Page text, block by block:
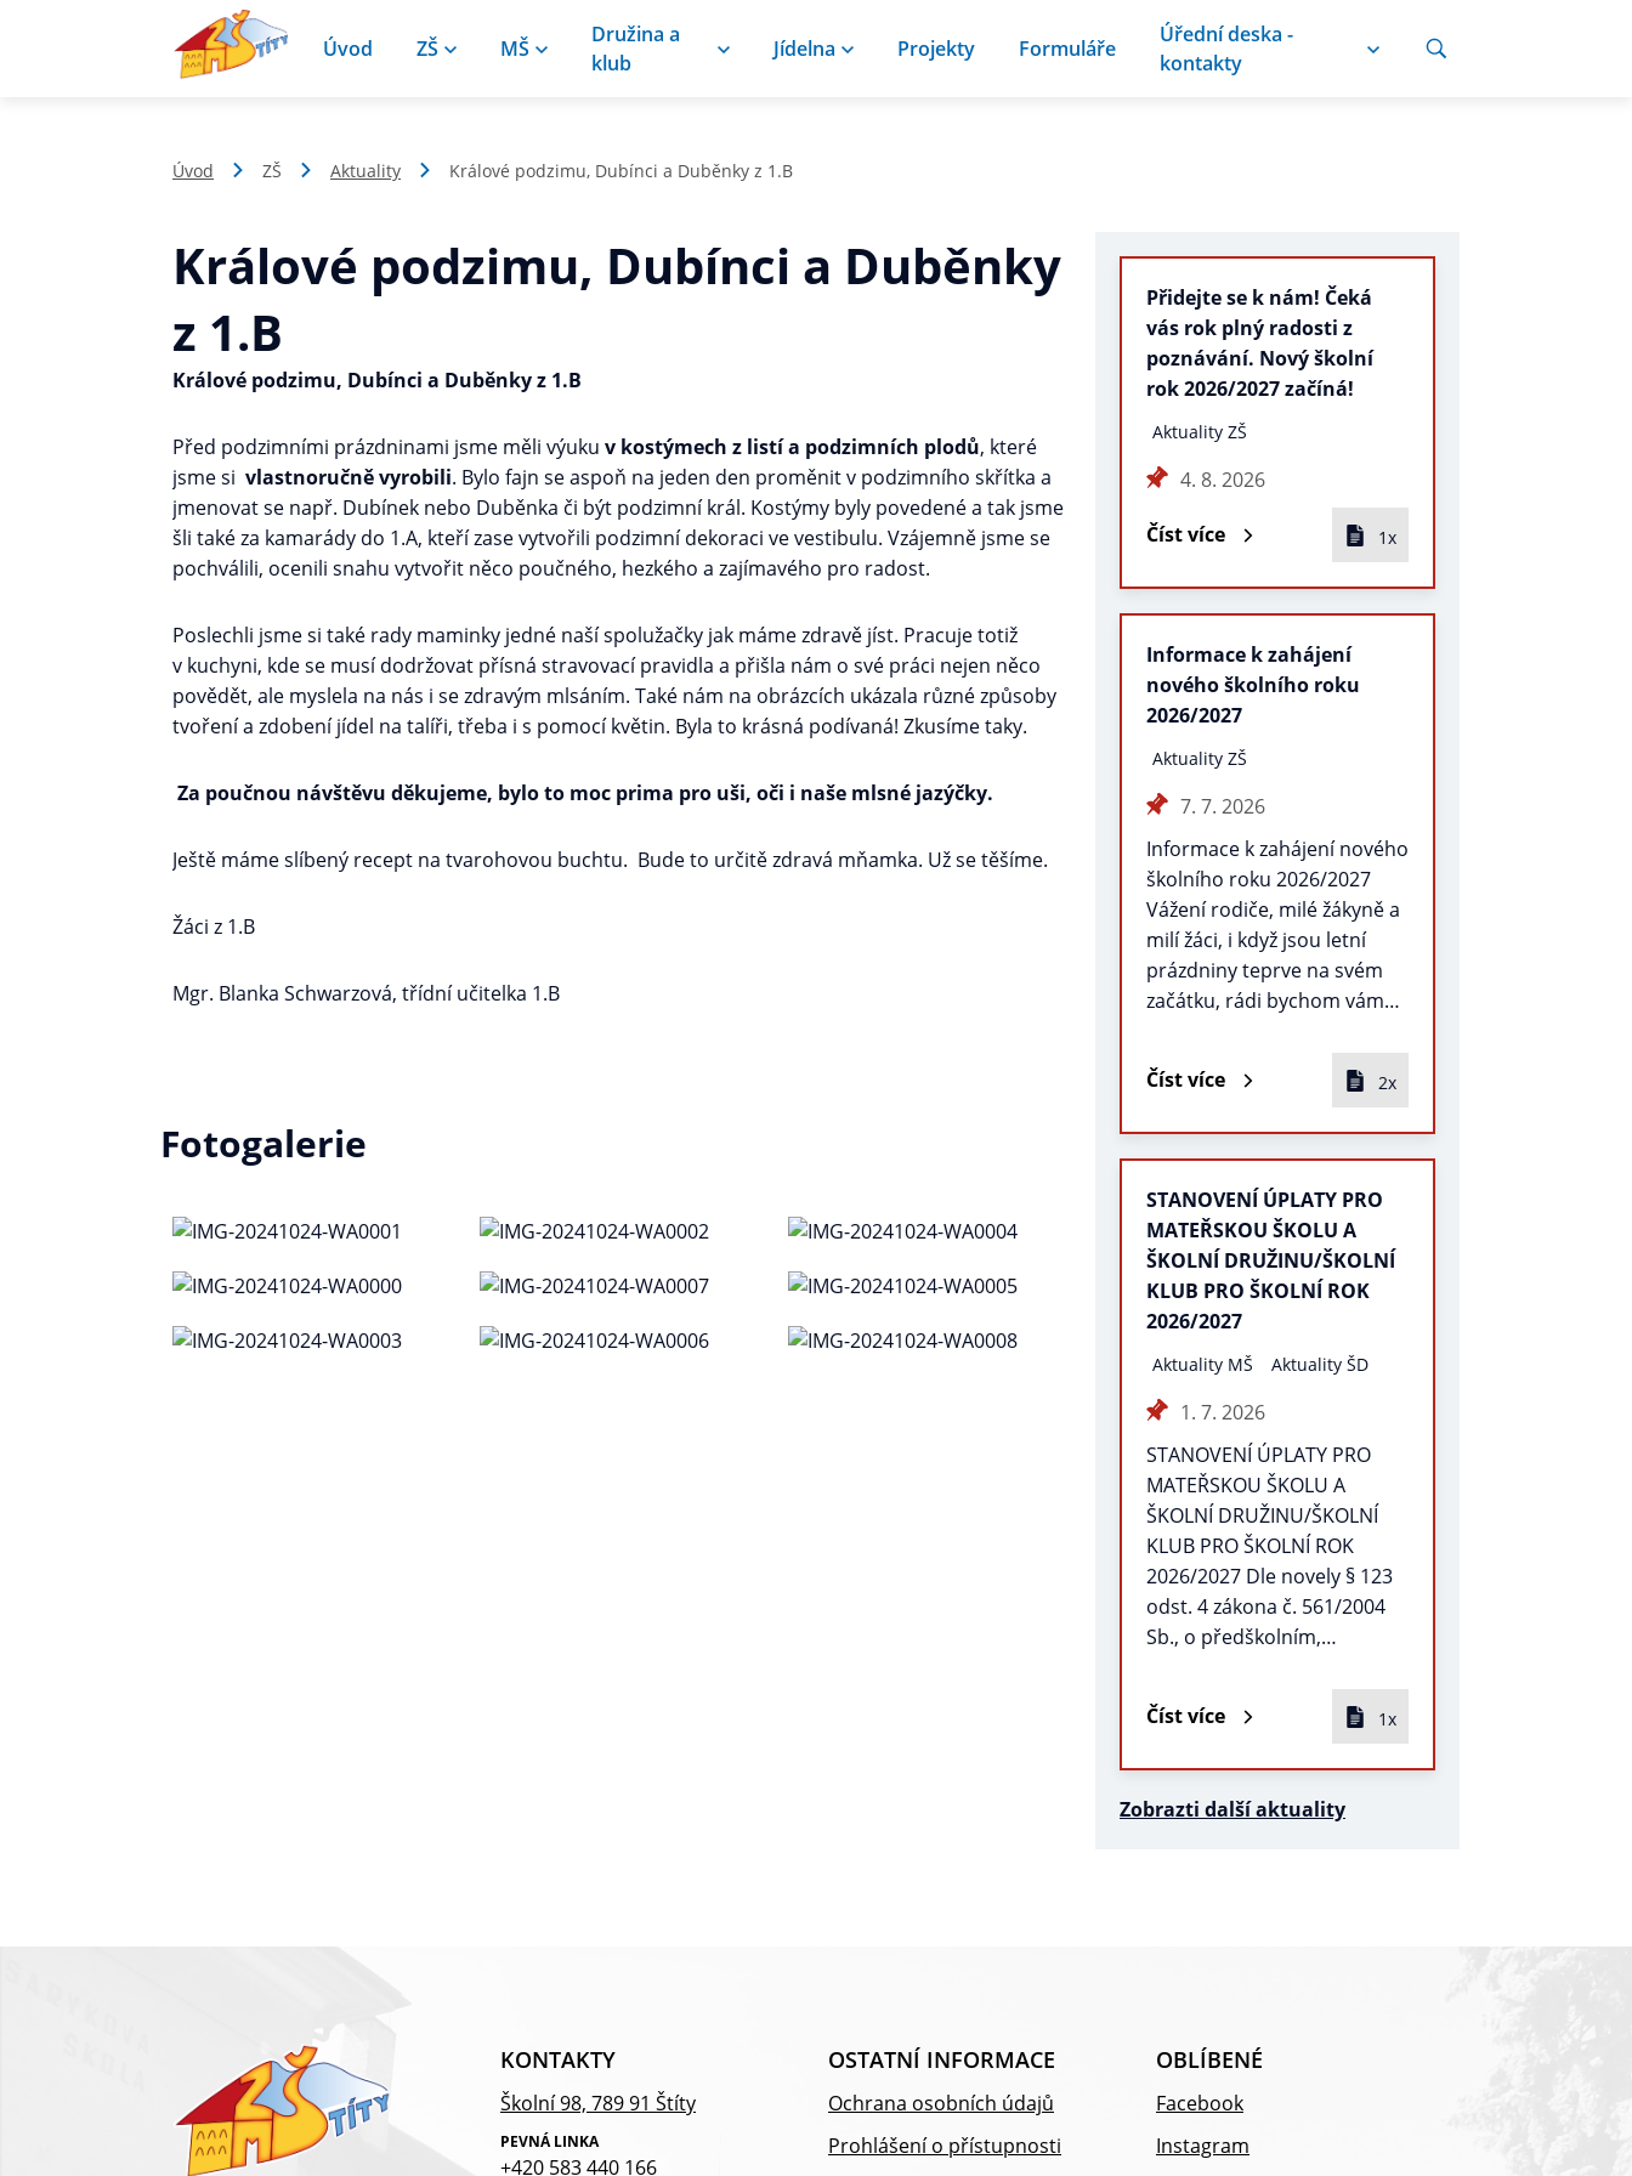
Úvod ZŠ MŠ
Družina a
klub
Jídelna Projekty Formuláře
Úřední deska -
kontakty
Úvod ZŠ Aktuality Králové podzimu, Dubínci a Duběnky z 1.B
Králové podzimu, Dubínci a Duběnky
z 1.B
Králové podzimu, Dubínci a Duběnky z 1.B
Před podzimními prázdninami jsme měli výuku v kostýmech z listí a podzimních plodů, které
jsme si vlastnoručně vyrobili. Bylo fajn se aspoň na jeden den proměnit v podzimního skřítka a
jmenovat se např. Dubínek nebo Duběnka či být podzimní král. Kostýmy byly povedené a tak jsme
šli také za kamarády do 1.A, kteří zase vytvořili podzimní dekoraci ve vestibulu. Vzájemně jsme se
pochválili, ocenili snahu vytvořit něco poučného, hezkého a zajímavého pro radost.
Poslechli jsme si také rady maminky jedné naší spolužačky jak máme zdravě jíst. Pracuje totiž
v kuchyni, kde se musí dodržovat přísná stravovací pravidla a přišla nám o své práci nejen něco
povědět, ale myslela na nás i se zdravým mlsáním. Také nám na obrázcích ukázala různé způsoby
tvoření a zdobení jídel na talíři, třeba i s pomocí květin. Byla to krásná podívaná! Zkusíme taky.
Za poučnou návštěvu děkujeme, bylo to moc prima pro uši, oči i naše mlsné jazýčky.
Ještě máme slíbený recept na tvarohovou buchtu. Bude to určitě zdravá mňamka. Už se těšíme.
Žáci z 1.B
Mgr. Blanka Schwarzová, třídní učitelka 1.B
Fotogalerie
Přidejte se k nám! Čeká
vás rok plný radosti z
poznávání. Nový školní
rok 2026/2027 začíná!
Aktuality ZŠ
4. 8. 2026
Číst více 1x
Informace k zahájení
nového školního roku
2026/2027
Aktuality ZŠ
7. 7. 2026
Informace k zahájení nového
školního roku 2026/2027
Vážení rodiče, milé žákyně a
milí žáci, i když jsou letní
prázdniny teprve na svém
začátku, rádi bychom vám…
Číst více 2x
STANOVENÍ ÚPLATY PRO
MATEŘSKOU ŠKOLU A
ŠKOLNÍ DRUŽINU/ŠKOLNÍ
KLUB PRO ŠKOLNÍ ROK
2026/2027
Aktuality MŠ Aktuality ŠD
1. 7. 2026
STANOVENÍ ÚPLATY PRO
MATEŘSKOU ŠKOLU A
ŠKOLNÍ DRUŽINU/ŠKOLNÍ
KLUB PRO ŠKOLNÍ ROK
2026/2027 Dle novely § 123
odst. 4 zákona č. 561/2004
Sb., o předškolním,…
Číst více 1x
Zobrazti další aktuality
KONTAKTY
Školní 98, 789 91 Štíty
PEVNÁ LINKA
+420 583 440 166
OSTATNÍ INFORMACE
Ochrana osobních údajů
Prohlášení o přístupnosti
OBLÍBENÉ
Facebook
Instagram